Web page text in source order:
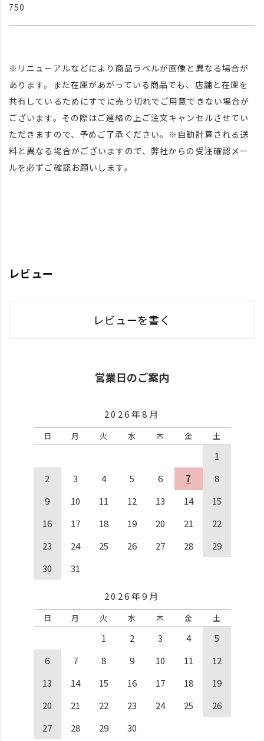
750
※リニューアルなどにより商品ラベルが画像と異なる場合が
あります。また在庫があがっている商品でも、店舗と在庫を
共有しているためにすでに売り切れでご用意できない場合が
ございます。その際はご連絡の上ご注文キャンセルさせてい
ただきますので、予めご了承ください。※自動計算される送
料と異なる場合がございますので、弊社からの受注確認メー
ルを必ずご確認お願いします。
レビュー
レビューを書く
営業日のご案内
2026年8月
日 月 火 水 木 金 土
1
2
3 4 5 6 7
8
9
10 11 12 13 14
15
16
17 18 19 20 21
22
23
24 25 26 27 28
29
30
31
2026年9月
日 月 火 水 木 金 土
1 2 3 4
5
6
7 8 9 10 11
12
13
14 15 16 17 18
19
20
21 22 23 24 25
26
27
28 29 30